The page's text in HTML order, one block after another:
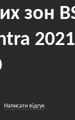
зон
Написати відгук